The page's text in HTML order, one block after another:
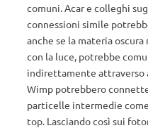
comuni. Acar e colleghi
connessioni simile
anche se la materia
con la luce, potrebbe
indirettamente attraverso
Wimp potrebbero
particelle intermedie
top. Lasciando così sui